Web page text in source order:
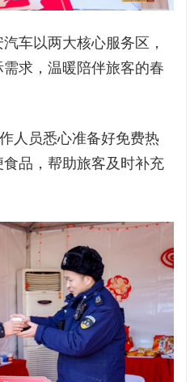
车以两大核心服务区，
求，温暖陪伴旅客的春
人员悉心准备好免费热
品，帮助旅客及时补充